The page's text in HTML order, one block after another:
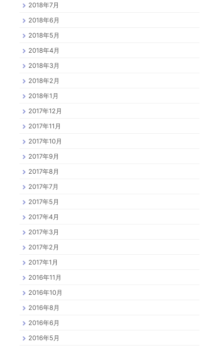
2018年7月
2018年6月
2018年5月
2018年4月
2018年3月
2018年2月
2018年1月
2017年12月
2017年11月
2017年10月
2017年9月
2017年8月
2017年7月
2017年5月
2017年4月
2017年3月
2017年2月
2017年1月
2016年11月
2016年10月
2016年8月
2016年6月
2016年5月